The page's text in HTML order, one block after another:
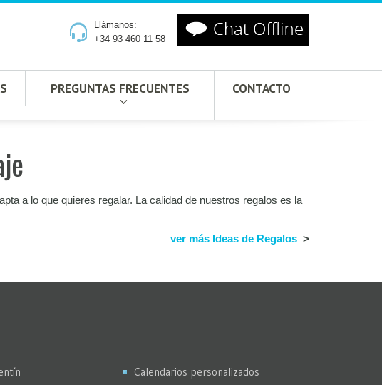
Llámanos:
+34 93 460 11 58
PREGUNTAS FRECUENTES CONTACTO
a lo que quieres regalar. La calidad de nuestros regalos es la
ver más Ideas de Regalos >
Calendarios personalizados